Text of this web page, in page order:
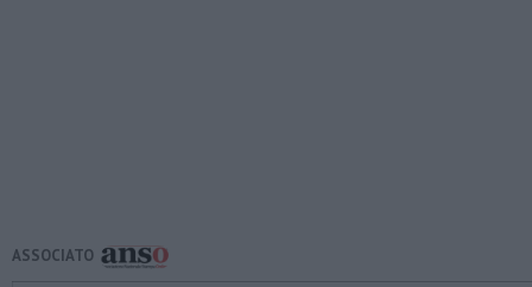
ASSOCIATO